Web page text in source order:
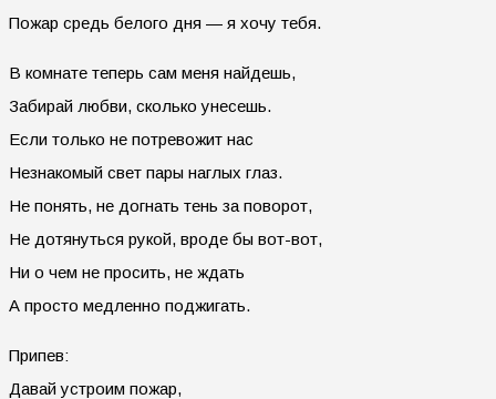
Пожар средь белого дня — я хочу тебя.
В комнате теперь сам меня найдешь,
Забирай любви, сколько унесешь.
Если только не потревожит нас
Незнакомый свет пары наглых глаз.
Не понять, не догнать тень за поворот,
Не дотянуться рукой, вроде бы вот-вот,
Ни о чем не просить, не ждать
А просто медленно поджигать.
Припев:
Давай устроим пожар,